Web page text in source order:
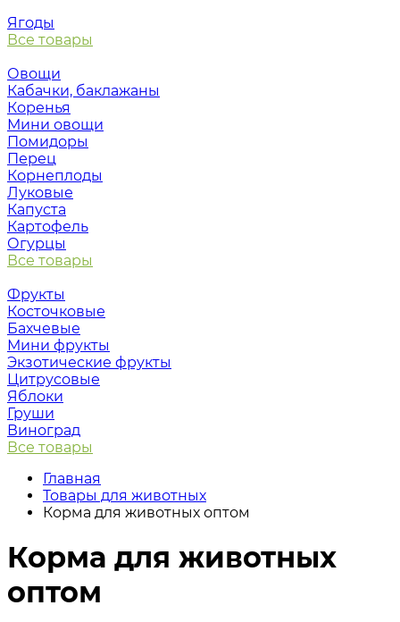
Ягоды
Все товары
Овощи
Кабачки, баклажаны
Коренья
Мини овощи
Помидоры
Перец
Корнеплоды
Луковые
Капуста
Картофель
Огурцы
Все товары
Фрукты
Косточковые
Бахчевые
Мини фрукты
Экзотические фрукты
Цитрусовые
Яблоки
Груши
Виноград
Все товары
Главная
Товары для животных
Корма для животных оптом
Корма для животных
оптом